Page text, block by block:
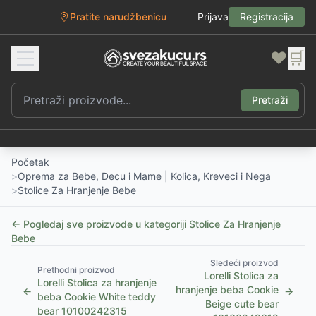
Pratite narudžbenicu Prijava Registracija
❤️ 🛒
Pretraži
Početak
>Oprema za Bebe, Decu i Mame | Kolica, Kreveci i Nega
>Stolice Za Hranjenje Bebe
← Pogledaj sve proizvode u kategoriji Stolice Za Hranjenje
Bebe
←
Prethodni proizvod
Lorelli Stolica za hranjenje
beba Cookie White teddy
bear 10100242315
Sledeći proizvod
Lorelli Stolica za
hranjenje beba Cookie
Beige cute bear
→